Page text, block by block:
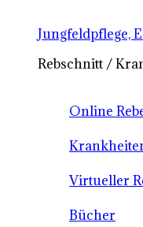
Jungfeldpflege,
Rebschnitt /
Online
Virtueller
Bücher